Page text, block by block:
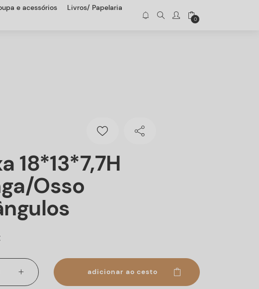
e acessórios
Livros/ Papelaria
0
18*13*7,7H
osso
adicionar ao cesto